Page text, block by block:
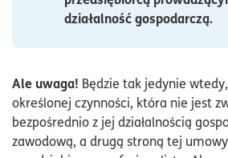
działalność gospodarczą.
Ale uwaga! Będzie tak jedynie
określonej czynności, która nie jest
bezpośrednio z jej działalnością
zawodową, a drugą stroną tej